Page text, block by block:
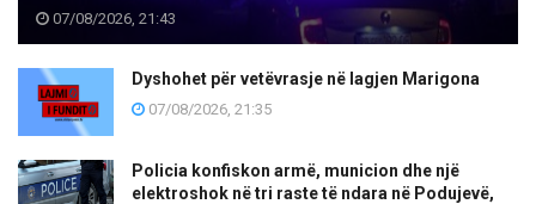
07/08/2026, 21:43
Dyshohet për vetëvrasje në lagjen Marigona
07/08/2026, 21:35
Policia konfiskon armë, municion dhe një
elektroshok në tri raste të ndara në Podujevë,